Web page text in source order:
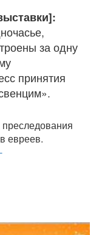
за одну
принятия
евреев.